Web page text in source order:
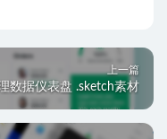
上一篇
数据仪表盘 .sketch素材